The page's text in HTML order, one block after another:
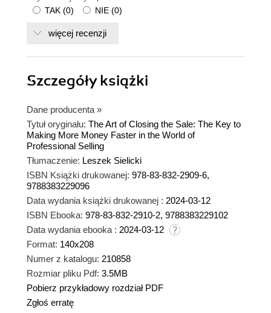
TAK (0) NIE (0)
więcej recenzji
Szczegółyksiążki
Dane producenta »
Tytuł oryginału: The Art of Closing the Sale: The Key to
Making More Money Faster in the World of
Professional Selling
Tłumaczenie: Leszek Sielicki
ISBN Książki drukowanej: 978-83-832-2909-6,
9788383229096
Data wydania książki drukowanej : 2024-03-12
ISBN Ebooka: 978-83-832-2910-2, 9788383229102
Data wydania ebooka : 2024-03-12
Format: 140x208
Numer z katalogu: 210858
Rozmiar pliku Pdf: 3.5MB
Pobierz przykładowy rozdział PDF
Zgłoś erratę